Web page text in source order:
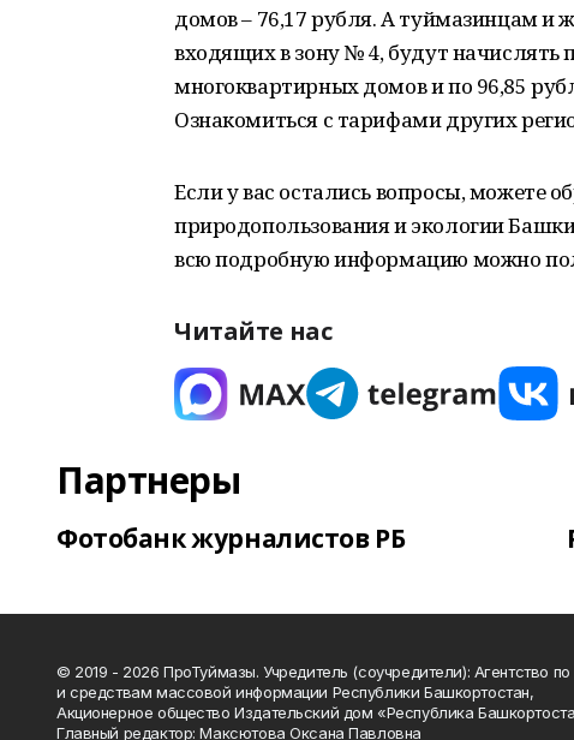
домов – 76,17 рубля. А туймазинцам и
входящих в зону № 4, будут начислять
многоквартирных домов и по 96,85
Ознакомиться с тарифами других
Если у вас остались вопросы, можете
природопользования и экологии
всю подробную информацию можно
Читайте нас
Партнеры
Фотобанк журналистов РБ
© 2019 - 2026 ПроТуймазы. Учредитель (соучредители): Агентство по
и средствам массовой информации Республики Башкортостан,
Акционерное общество Издательский дом «Республика
Главный редактор: Максютова Оксана Павловна